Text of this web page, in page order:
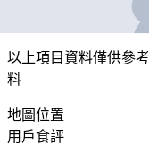
帶
以上項目資料僅供參
料
地圖位置
用戶食評